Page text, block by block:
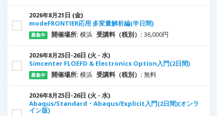
2026年8月21 日 (金)
modeFRONTIER応用 多変量解析編(半日間)
募集中 開催場所: 横浜 受講料（税別）: 36,000円
2026年8月25日-26日 (火 - 水)
Simcenter FLOEFD & Electronics Option入門(2日間)
募集中 開催場所: 横浜 受講料（税別）: 無料
2026年8月25日-26日 (火 - 水)
Abaqus/Standard・Abaqus/Explicit入門(2日間)(オンラ
イン版)